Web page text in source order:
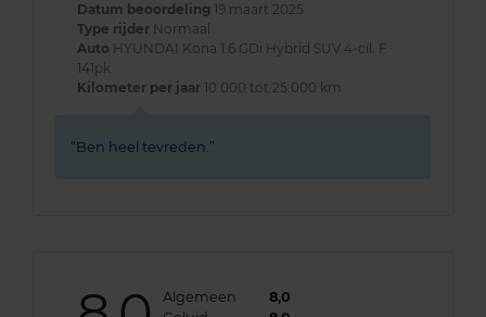
Datum beoordeling 19 maart 2025
Type rijder Normaal
Auto HYUNDAI Kona 1.6 GDi Hybrid SUV 4-cil. F
141pk
Kilometer per jaar 10.000 tot 25.000 km
Ben heel tevreden.
Algemeen
8,0